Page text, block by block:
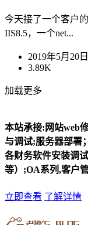
今天接了一个客户
IIS8.5，一个net...
2019年5月20
3.89K
加载更多
本站承接:网站web
与调试;服务器部署
各财务软件安装调
等）;OA系列,客户
立即查看 了解详情